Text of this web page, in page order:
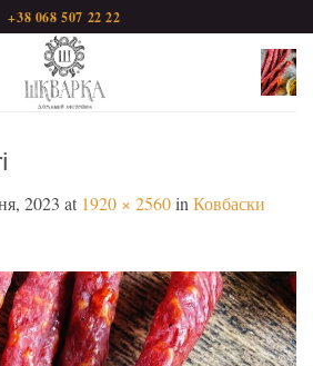
+38 068 507 22 22
2023 at 1920 × 2560in Ковбаски